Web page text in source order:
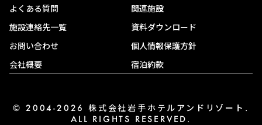
よくある質問
施設連絡先一覧
お問い合わせ
会社概要
関連施設
資料ダウンロード
個人情報保護方針
宿泊約款
© 2004-2026 株式会社岩手ホテルアンドリゾート.
ALL RIGHTS RESERVED.